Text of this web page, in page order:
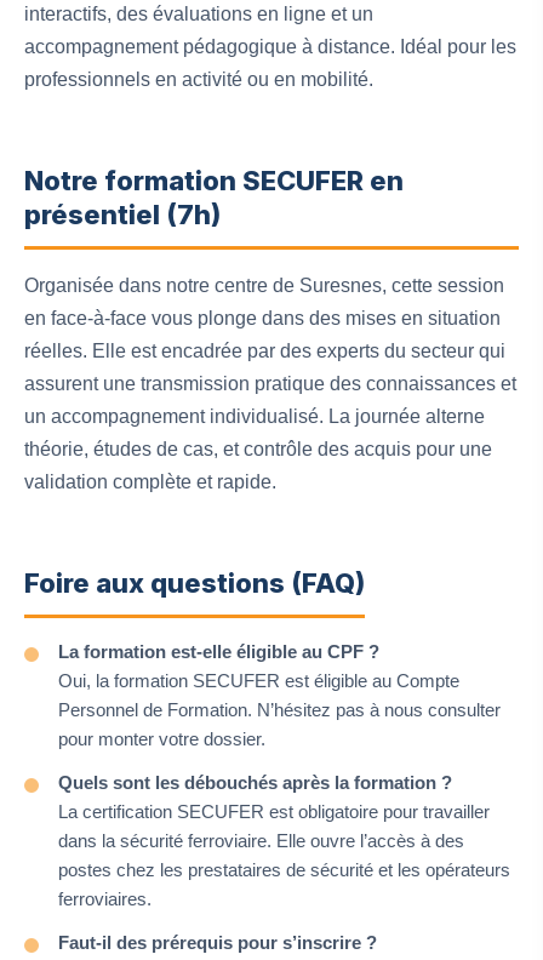
interactifs, des évaluations en ligne et un
accompagnement pédagogique à distance. Idéal pour les
professionnels en activité ou en mobilité.
Notre formation SECUFER en
présentiel (7h)
Organisée dans notre centre de Suresnes, cette session
en face-à-face vous plonge dans des mises en situation
réelles. Elle est encadrée par des experts du secteur qui
assurent une transmission pratique des connaissances et
un accompagnement individualisé. La journée alterne
théorie, études de cas, et contrôle des acquis pour une
validation complète et rapide.
Foire aux questions (FAQ)
La formation est-elle éligible au CPF ?
Oui, la formation SECUFER est éligible au Compte
Personnel de Formation. N’hésitez pas à nous consulter
pour monter votre dossier.
Quels sont les débouchés après la formation ?
La certification SECUFER est obligatoire pour travailler
dans la sécurité ferroviaire. Elle ouvre l’accès à des
postes chez les prestataires de sécurité et les opérateurs
ferroviaires.
Faut-il des prérequis pour s’inscrire ?